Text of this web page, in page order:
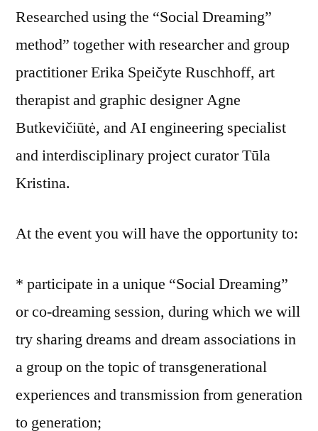
Researched using the “Social Dreaming”
method” together with researcher and group
practitioner Erika Speičyte Ruschhoff, art
therapist and graphic designer Agne
Butkevičiūtė, and AI engineering specialist
and interdisciplinary project curator Tūla
Kristina.
At the event you will have the opportunity to:
* participate in a unique “Social Dreaming”
or co-dreaming session, during which we will
try sharing dreams and dream associations in
a group on the topic of transgenerational
experiences and transmission from generation
to generation;